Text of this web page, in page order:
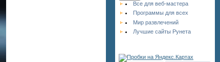
Все для веб-мастера
Программы для всех
Мир развлечений
Лучшие сайты Рунета